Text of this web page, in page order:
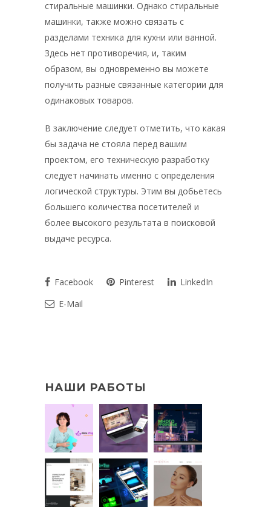
стиральные машинки. Однако стиральные
машинки, также можно связать с
разделами техника для кухни или ванной.
Здесь нет противоречия, и, таким
образом, вы одновременно вы можете
получить разные связанные категории для
одинаковых товаров.
В заключение следует отметить, что какая
бы задача не стояла перед вашим
проектом, его техническую разработку
следует начинать именно с определения
логической структуры. Этим вы добьетесь
большего количества посетителей и
более высокого результата в поисковой
выдаче ресурса.
Facebook Pinterest
LinkedIn
E-Mail
НАШИ РАБОТЫ